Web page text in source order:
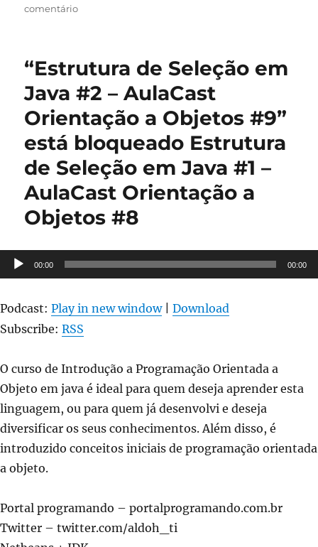
comentárioem
em
#2
–
AulaCast
Orientação
Objetos
#9
“Estrutura de Seleção em
Java #2 – AulaCast
Orientação a Objetos #9”
está bloqueado Estrutura
de Seleção em Java #1 –
AulaCast Orientação a
Objetos #8
Tocador
de
00:00 00:00
Podcast: Play in new window| Download
Subscribe: RSS
O curso de Introdução a Programação Orientada a
Objeto em java é ideal para quem deseja aprender esta
linguagem, ou para quem já desenvolvi e deseja
diversificar os seus conhecimentos. Além disso, é
introduzido conceitos iniciais de programação orientada
a objeto.
Portal programando – portalprogramando.com.br
Twitter – twitter.com/aldoh_ti